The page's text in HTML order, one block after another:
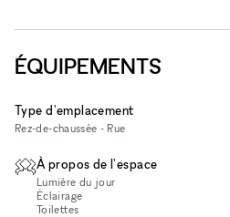
ÉQUIPEMENTS
Type d'emplacement
Rez-de-chaussée - Rue
À propos de l'espace
Lumière du jour
Éclairage
Toilettes